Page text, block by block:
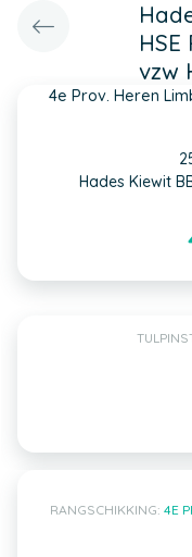
HSE
vzw
4e Prov. Heren
Hades Kiewit
RANGSCHIKKING: 4E